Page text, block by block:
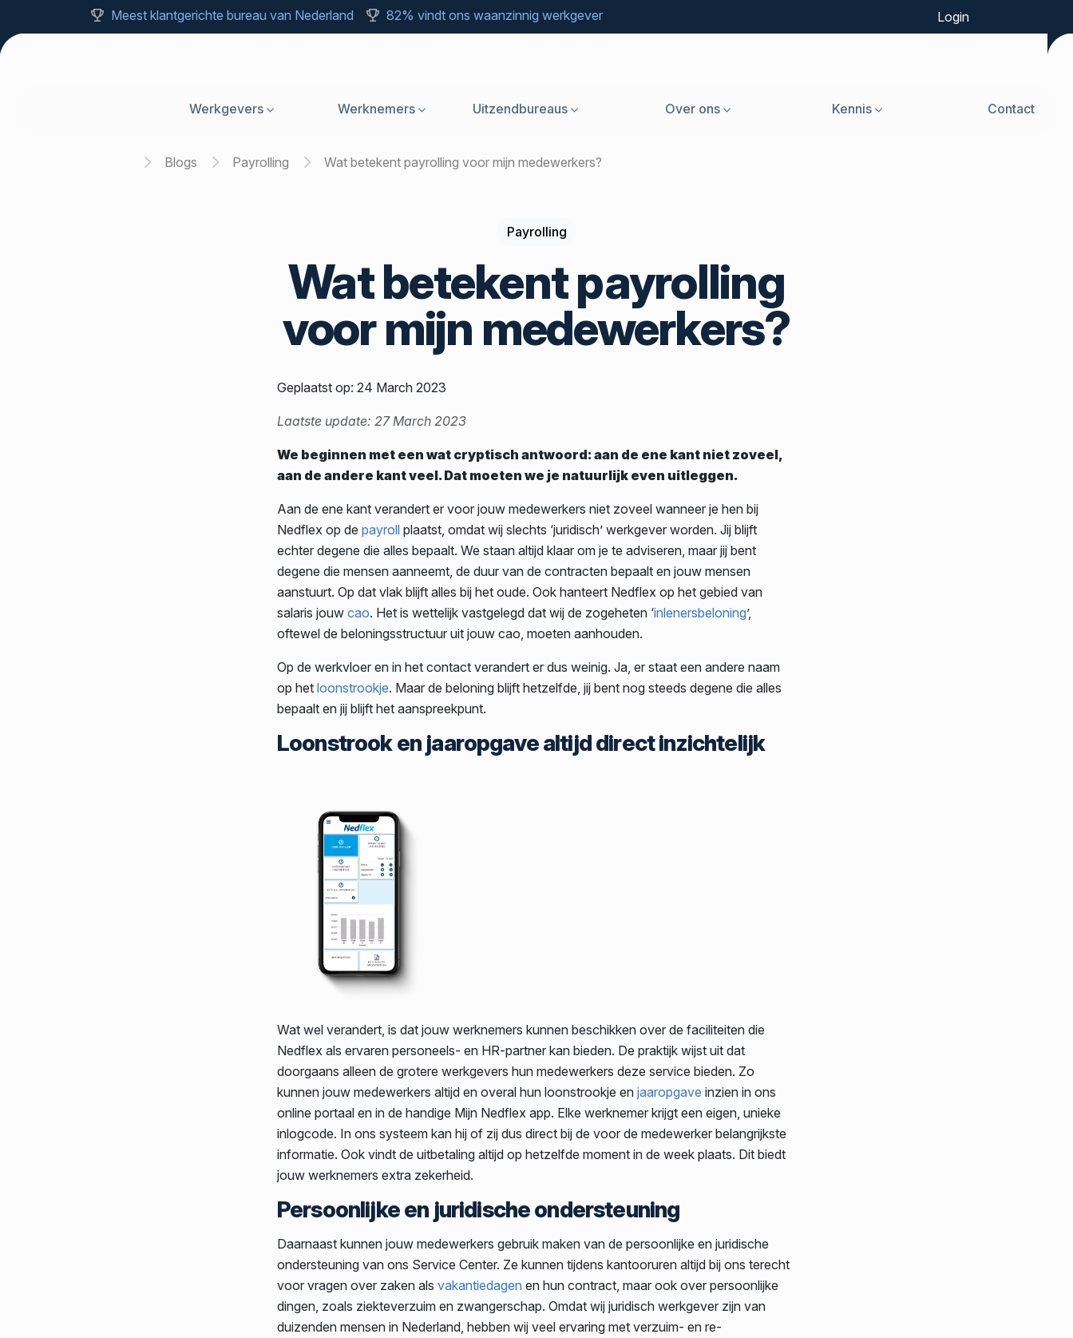
Meest klantgerichte bureau van Nederland 82% vindt ons waanzinnig werkgever Login
Werkgevers Werknemers Uitzendbureaus Over ons Kennis Contact
Home Blogs Payrolling Wat betekent payrolling voor mijn medewerkers?
Payrolling
Wat betekent payrolling
voor mijn medewerkers?
Geplaatst op: 24 March 2023
Laatste update: 27 March 2023
We beginnen met een wat cryptisch antwoord: aan de ene kant niet zoveel,
aan de andere kant veel. Dat moeten we je natuurlijk even uitleggen.
Aan de ene kant verandert er voor jouw medewerkers niet zoveel wanneer je hen bij
Nedflex op de payroll plaatst, omdat wij slechts ‘juridisch’ werkgever worden. Jij blijft
echter degene die alles bepaalt. We staan altijd klaar om je te adviseren, maar jij bent
degene die mensen aanneemt, de duur van de contracten bepaalt en jouw mensen
aanstuurt. Op dat vlak blijft alles bij het oude. Ook hanteert Nedflex op het gebied van
salaris jouw cao. Het is wettelijk vastgelegd dat wij de zogeheten ‘inlenersbeloning’,
oftewel de beloningsstructuur uit jouw cao, moeten aanhouden.
Op de werkvloer en in het contact verandert er dus weinig. Ja, er staat een andere naam
op het loonstrookje. Maar de beloning blijft hetzelfde, jij bent nog steeds degene die alles
bepaalt en jij blijft het aanspreekpunt.
Loonstrook en jaaropgave altijd direct inzichtelijk
Wat wel verandert, is dat jouw werknemers kunnen beschikken over de faciliteiten die
Nedflex als ervaren personeels- en HR-partner kan bieden. De praktijk wijst uit dat
doorgaans alleen de grotere werkgevers hun medewerkers deze service bieden. Zo
kunnen jouw medewerkers altijd en overal hun loonstrookje en jaaropgave inzien in ons
online portaal en in de handige Mijn Nedflex app. Elke werknemer krijgt een eigen, unieke
inlogcode. In ons systeem kan hij of zij dus direct bij de voor de medewerker belangrijkste
informatie. Ook vindt de uitbetaling altijd op hetzelfde moment in de week plaats. Dit biedt
jouw werknemers extra zekerheid.
Persoonlijke en juridische ondersteuning
Daarnaast kunnen jouw medewerkers gebruik maken van de persoonlijke en juridische
ondersteuning van ons Service Center. Ze kunnen tijdens kantooruren altijd bij ons terecht
voor vragen over zaken als vakantiedagen en hun contract, maar ook over persoonlijke
dingen, zoals ziekteverzuim en zwangerschap. Omdat wij juridisch werkgever zijn van
duizenden mensen in Nederland, hebben wij veel ervaring met verzuim- en re-